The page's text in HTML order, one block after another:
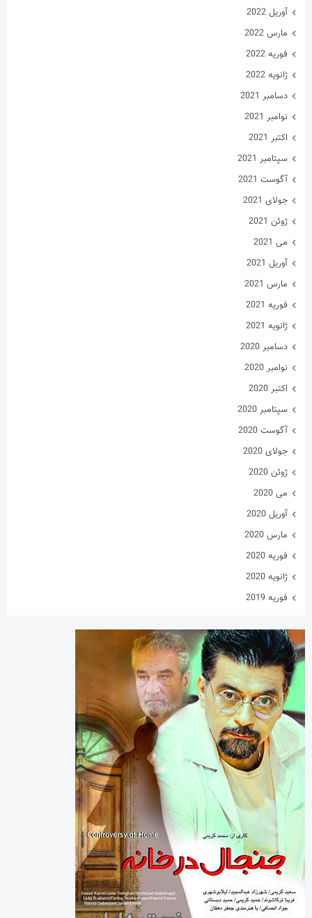
آوریل 2022
مارس 2022
فوریه 2022
ژانویه 2022
دسامبر 2021
نوامبر 2021
اکتبر 2021
سپتامبر 2021
آگوست 2021
جولای 2021
ژوئن 2021
می 2021
آوریل 2021
مارس 2021
فوریه 2021
ژانویه 2021
دسامبر 2020
نوامبر 2020
اکتبر 2020
سپتامبر 2020
آگوست 2020
جولای 2020
ژوئن 2020
می 2020
آوریل 2020
مارس 2020
فوریه 2020
ژانویه 2020
فوریه 2019